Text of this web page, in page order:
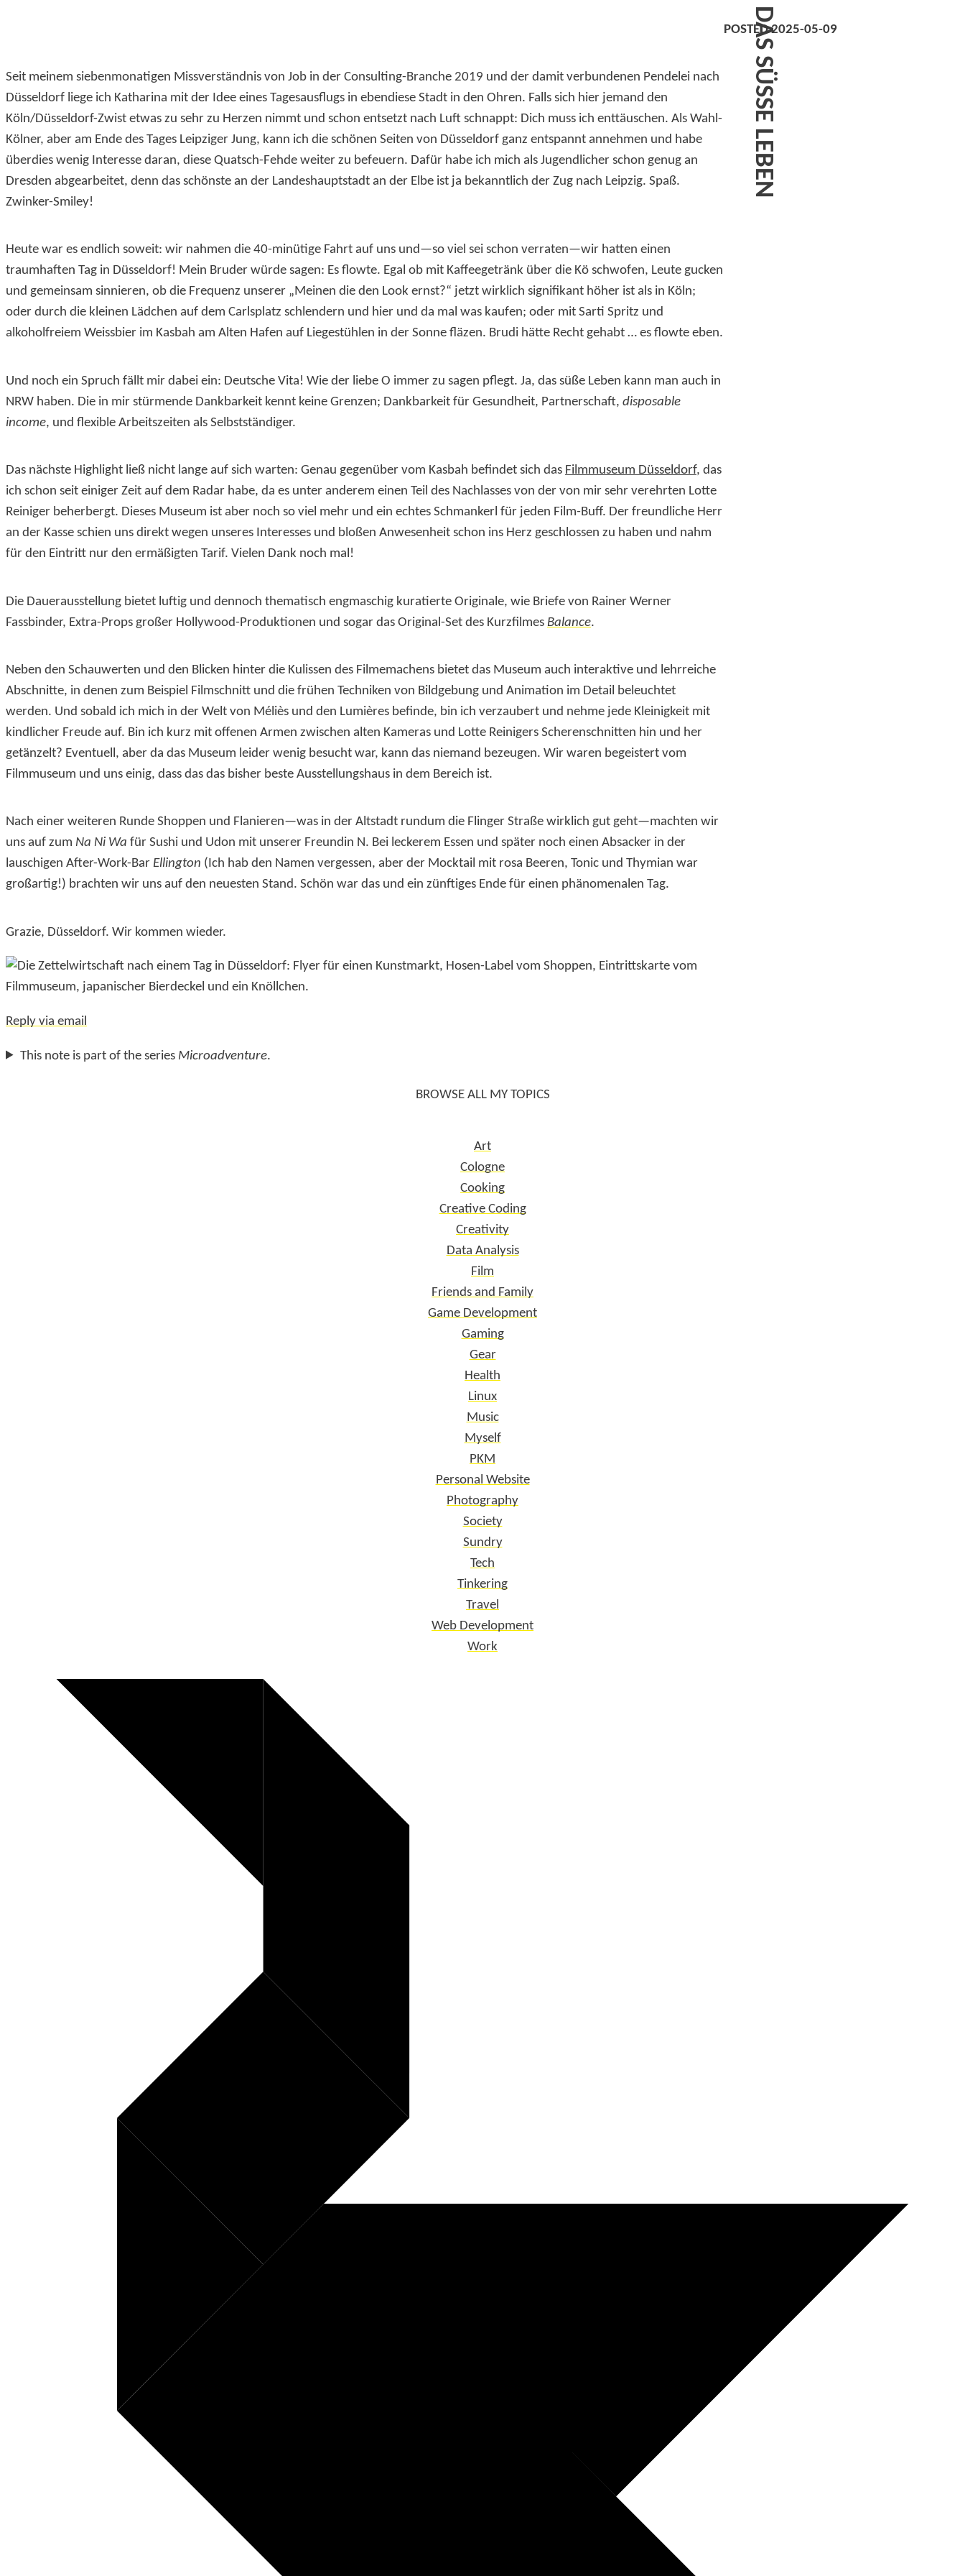
DAS SÜSSE LEBEN
POSTED 2025-05-09
Seit meinem siebenmonatigen Missverständnis von Job in der Consulting-Branche 2019 und der damit verbundenen Pendelei nach
Düsseldorf liege ich Katharina mit der Idee eines Tagesausflugs in ebendiese Stadt in den Ohren. Falls sich hier jemand den
Köln/Düsseldorf-Zwist etwas zu sehr zu Herzen nimmt und schon entsetzt nach Luft schnappt: Dich muss ich enttäuschen. Als Wahl-
Kölner, aber am Ende des Tages Leipziger Jung, kann ich die schönen Seiten von Düsseldorf ganz entspannt annehmen und habe
überdies wenig Interesse daran, diese Quatsch-Fehde weiter zu befeuern. Dafür habe ich mich als Jugendlicher schon genug an
Dresden abgearbeitet, denn das schönste an der Landeshauptstadt an der Elbe ist ja bekanntlich der Zug nach Leipzig. Spaß.
Zwinker-Smiley!
Heute war es endlich soweit: wir nahmen die 40-minütige Fahrt auf uns und—so viel sei schon verraten—wir hatten einen
traumhaften Tag in Düsseldorf! Mein Bruder würde sagen: Es flowte. Egal ob mit Kaffeegetränk über die Kö schwofen, Leute gucken
und gemeinsam sinnieren, ob die Frequenz unserer „Meinen die den Look ernst?“ jetzt wirklich signifikant höher ist als in Köln;
oder durch die kleinen Lädchen auf dem Carlsplatz schlendern und hier und da mal was kaufen; oder mit Sarti Spritz und
alkoholfreiem Weissbier im Kasbah am Alten Hafen auf Liegestühlen in der Sonne fläzen. Brudi hätte Recht gehabt … es flowte eben.
Und noch ein Spruch fällt mir dabei ein: Deutsche Vita! Wie der liebe O immer zu sagen pflegt. Ja, das süße Leben kann man auch in
NRW haben. Die in mir stürmende Dankbarkeit kennt keine Grenzen; Dankbarkeit für Gesundheit, Partnerschaft, disposable
income, und flexible Arbeitszeiten als Selbstständiger.
Das nächste Highlight ließ nicht lange auf sich warten: Genau gegenüber vom Kasbah befindet sich das Filmmuseum Düsseldorf, das
ich schon seit einiger Zeit auf dem Radar habe, da es unter anderem einen Teil des Nachlasses von der von mir sehr verehrten Lotte
Reiniger beherbergt. Dieses Museum ist aber noch so viel mehr und ein echtes Schmankerl für jeden Film-Buff. Der freundliche Herr
an der Kasse schien uns direkt wegen unseres Interesses und bloßen Anwesenheit schon ins Herz geschlossen zu haben und nahm
für den Eintritt nur den ermäßigten Tarif. Vielen Dank noch mal!
Die Dauerausstellung bietet luftig und dennoch thematisch engmaschig kuratierte Originale, wie Briefe von Rainer Werner
Fassbinder, Extra-Props großer Hollywood-Produktionen und sogar das Original-Set des Kurzfilmes Balance.
Neben den Schauwerten und den Blicken hinter die Kulissen des Filmemachens bietet das Museum auch interaktive und lehrreiche
Abschnitte, in denen zum Beispiel Filmschnitt und die frühen Techniken von Bildgebung und Animation im Detail beleuchtet
werden. Und sobald ich mich in der Welt von Méliès und den Lumières befinde, bin ich verzaubert und nehme jede Kleinigkeit mit
kindlicher Freude auf. Bin ich kurz mit offenen Armen zwischen alten Kameras und Lotte Reinigers Scherenschnitten hin und her
getänzelt? Eventuell, aber da das Museum leider wenig besucht war, kann das niemand bezeugen. Wir waren begeistert vom
Filmmuseum und uns einig, dass das das bisher beste Ausstellungshaus in dem Bereich ist.
Nach einer weiteren Runde Shoppen und Flanieren—was in der Altstadt rundum die Flinger Straße wirklich gut geht—machten wir
uns auf zum Na Ni Wa für Sushi und Udon mit unserer Freundin N. Bei leckerem Essen und später noch einen Absacker in der
lauschigen After-Work-Bar Ellington (Ich hab den Namen vergessen, aber der Mocktail mit rosa Beeren, Tonic und Thymian war
großartig!) brachten wir uns auf den neuesten Stand. Schön war das und ein zünftiges Ende für einen phänomenalen Tag.
Grazie, Düsseldorf. Wir kommen wieder.
Reply via email
This note is part of the series Microadventure.
BROWSE ALL MY TOPICS
Art
Cologne
Cooking
Creative Coding
Creativity
Data Analysis
Film
Friends and Family
Game Development
Gaming
Gear
Health
Linux
Music
Myself
PKM
Personal Website
Photography
Society
Sundry
Tech
Tinkering
Travel
Web Development
Work